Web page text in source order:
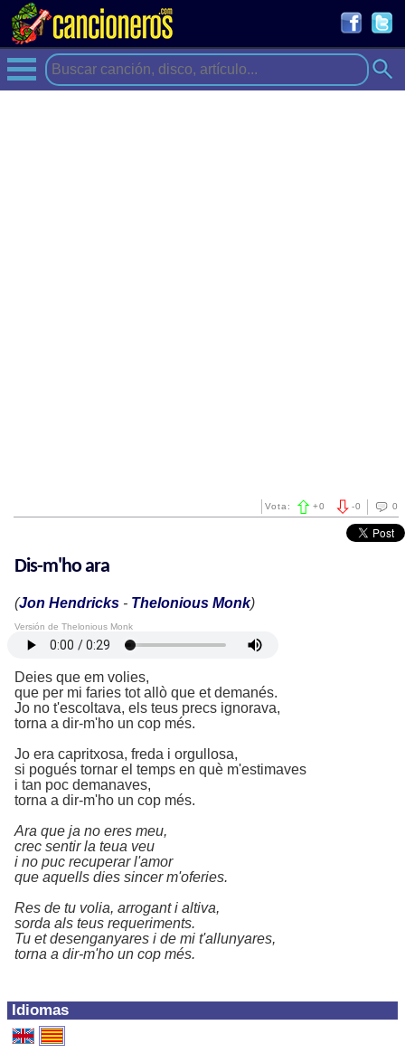
0
-0
Vota: +0
Idiomas
Dis-m'ho ara
(Jon Hendricks - Thelonious Monk)
Versión de Thelonious Monk
Deies que em volies,
que per mi faries tot allò que et demanés.
Jo no t'escoltava, els teus precs ignorava,
torna a dir-m'ho un cop més.
Jo era capritxosa, freda i orgullosa,
si pogués tornar el temps en què m'estimaves
i tan poc demanaves,
torna a dir-m'ho un cop més.
Ara que ja no eres meu,
crec sentir la teua veu
i no puc recuperar l'amor
que aquells dies sincer m'oferies.
Res de tu volia, arrogant i altiva,
sorda als teus requeriments.
Tu et desenganyares i de mi t'allunyares,
torna a dir-m'ho un cop més.